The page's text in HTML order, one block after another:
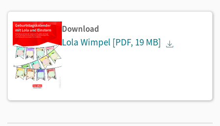
Download
Lola Wimpel [PDF, 19 MB]